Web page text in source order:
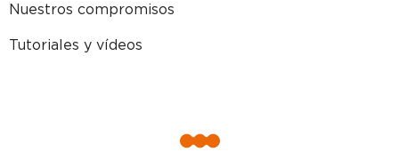
Nuestros compromisos
Tutoriales y vídeos